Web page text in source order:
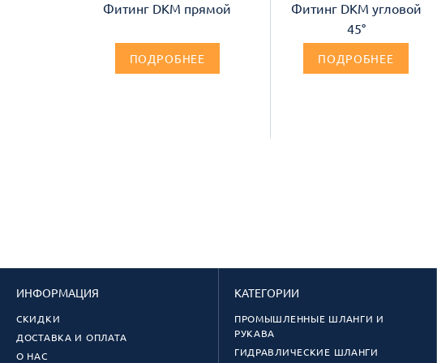
Фитинг DKM прямой
ПОДРОБНЕЕ
Фитинг DKM угловой
45°
ПОДРОБНЕЕ
ИНФОРМАЦИЯ
СКИДКИ
ДОСТАВКА И ОПЛАТА
О НАС
КАТЕГОРИИ
ПРОМЫШЛЕННЫЕ ШЛАНГИ И
РУКАВА
ГИДРАВЛИЧЕСКИЕ ШЛАНГИ